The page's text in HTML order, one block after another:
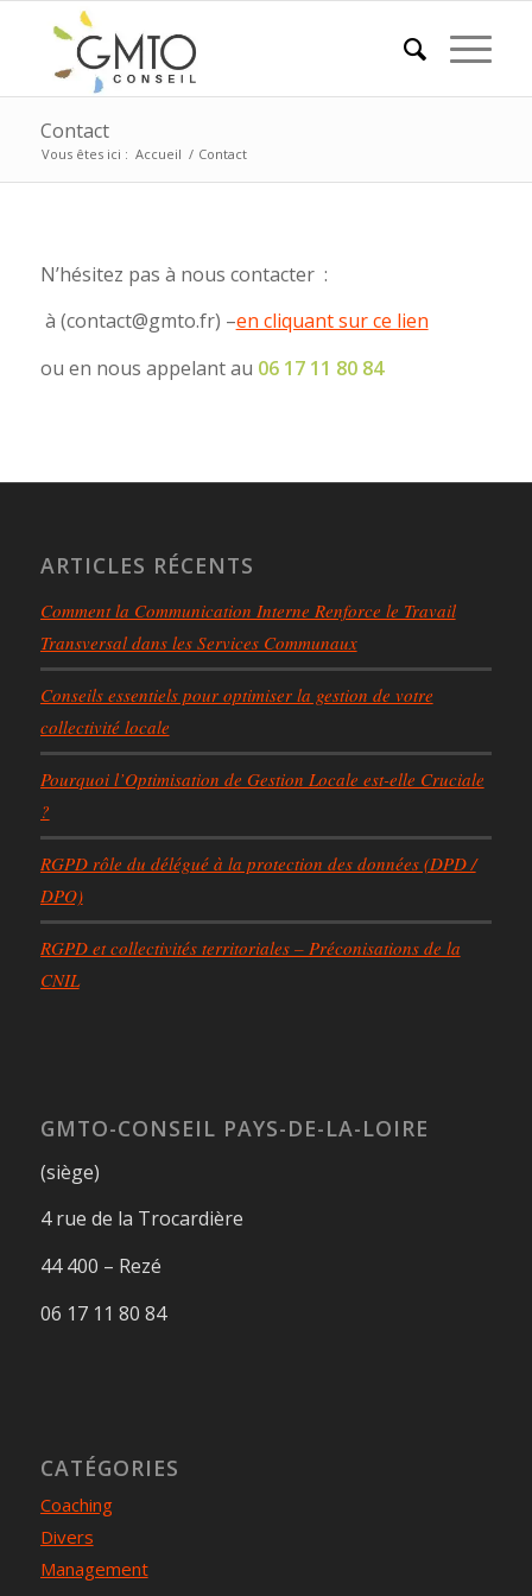
Contact
Vous êtes ici : Accueil / Contact
N’hésitez pas à nous contacter :
– (rf.otmg@tcatnoc) àen cliquant sur ce lien
ou en nous appelant au 06 17 11 80 84
ARTICLES RÉCENTS
Comment la Communication Interne Renforce le Travail
Transversal dans les Services Communaux
Conseils essentiels pour optimiser la gestion de votre
collectivité locale
Pourquoi l’Optimisation de Gestion Locale est-elle Cruciale
?
RGPD rôle du délégué à la protection des données (DPD /
DPO)
RGPD et collectivités territoriales – Préconisations de la
CNIL
GMTO-CONSEIL PAYS-DE-LA-LOIRE
(siège)
4 rue de la Trocardière
44 400 – Rezé
06 17 11 80 84
CATÉGORIES
Coaching
Divers
Management